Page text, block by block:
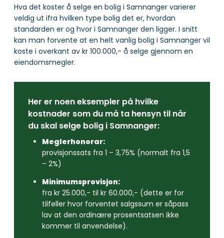
Hva det koster å selge en bolig i Samnanger varierer
veldig ut ifra hvilken type bolig det er, hvordan
standarden er og hvor i Samnanger den ligger. I snitt
kan man forvente at en helt vanlig bolig i Samnanger vil
koste i overkant av kr 100.000,- å selge gjennom en
eiendomsmegler.
Her er noen eksempler på hvilke
kostnader som du må ta hensyn til når
du skal selge bolig i Samnanger:
Meglerhonorar:
provisjonssats fra 1 – 3,75% (normalt fra 1,5
– 2%)
Minimumsprovisjon:
fra kr 25.000,- til kr 60.000,- (dette er for
tilfeller hvor forventet salgssum er såpass
lav at den ordinære prosentsatsen ikke
kommer til anvendelse).